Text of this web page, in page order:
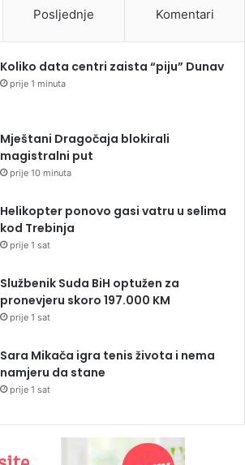
Posljednje Komentari
Koliko data centri zaista “piju” Dunav
prije 1 minuta
Mještani Dragočaja blokirali
magistralni put
prije 10 minuta
Helikopter ponovo gasi vatru u selima
kod Trebinja
prije 1 sat
Službenik Suda BiH optužen za
pronevjeru skoro 197.000 KM
prije 1 sat
Sara Mikača igra tenis života i nema
namjeru da stane
prije 1 sat